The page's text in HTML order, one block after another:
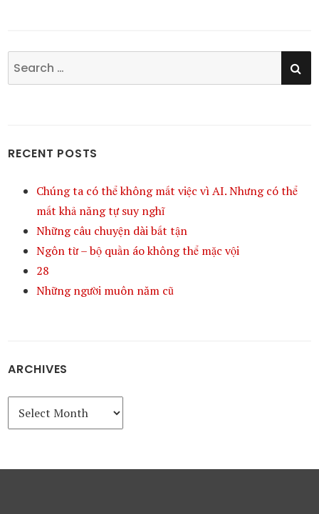
Search
for:
RECENT POSTS
Chúng ta có thể không mất việc vì AI. Nhưng có thể
mất khả năng tự suy nghĩ
Những câu chuyện dài bất tận
Ngôn từ – bộ quần áo không thể mặc vội
28
Những người muôn năm cũ
ARCHIVES
Archives